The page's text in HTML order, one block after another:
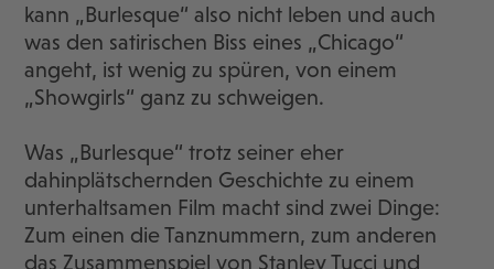
kann „Burlesque“ also nicht leben und auch
was den satirischen Biss eines „Chicago“
angeht, ist wenig zu spüren, von einem
„Showgirls“ ganz zu schweigen.
Was „Burlesque“ trotz seiner eher
dahinplätschernden Geschichte zu einem
unterhaltsamen Film macht sind zwei Dinge:
Zum einen die Tanznummern, zum anderen
das Zusammenspiel von Stanley Tucci und